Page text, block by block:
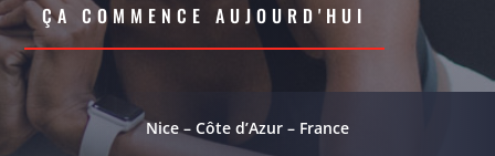
ÇA COMMENCE AUJOURD'HUI
Nice – Côte d’Azur – France